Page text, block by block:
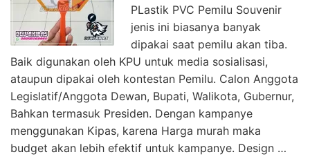
PLastik PVC Pemilu Souvenir
jenis ini biasanya banyak
dipakai saat pemilu akan tiba.
Baik digunakan oleh KPU untuk media sosialisasi,
ataupun dipakai oleh kontestan Pemilu. Calon Anggota
Legislatif/Anggota Dewan, Bupati, Walikota, Gubernur,
Bahkan termasuk Presiden. Dengan kampanye
menggunakan Kipas, karena Harga murah maka
budget akan lebih efektif untuk kampanye. Design …